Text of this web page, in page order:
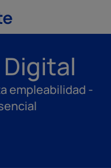
empleabilidad -